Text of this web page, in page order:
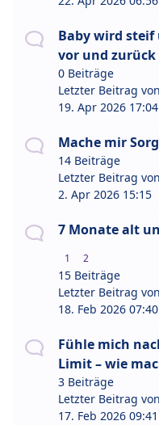
Baby wird
vor und zurück
0 Beiträge
Letzter Beitrag von
19. Apr 2026 17:04
Mache mir
14 Beiträge
Letzter Beitrag von
2. Apr 2026 15:15
7 Monate alt
1 2
15 Beiträge
Letzter Beitrag von
18. Feb 2026 07:40
Fühle mich
Limit – wie
3 Beiträge
Letzter Beitrag von
17. Feb 2026 09:41